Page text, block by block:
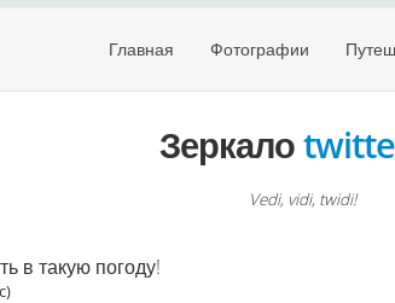
Главная Фотографии
Зеркало
Vedi, vidi, twidi!
в такую погоду!